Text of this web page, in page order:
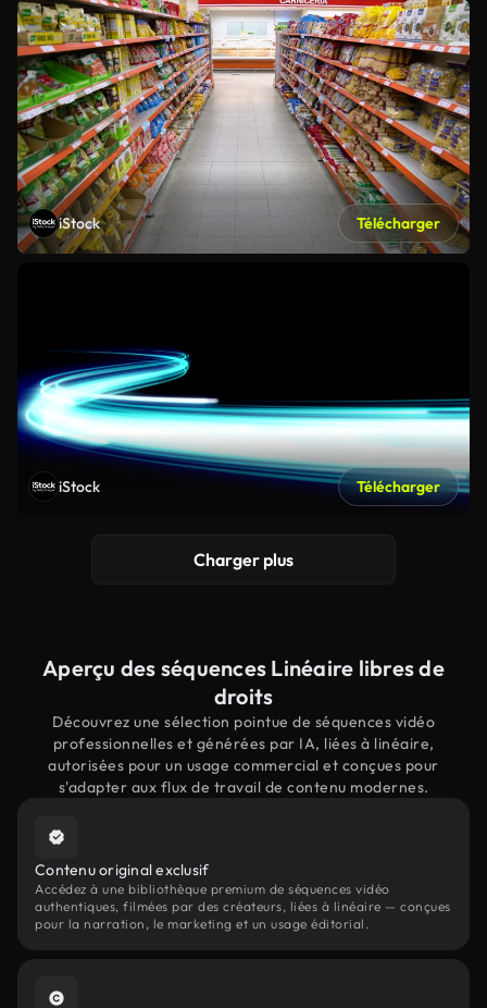
iStock Télécharger
iStock Télécharger
Charger plus
Aperçu des séquences Linéaire libres de
droits
Découvrez une sélection pointue de séquences vidéo
professionnelles et générées par IA, liées à linéaire,
autorisées pour un usage commercial et conçues pour
s'adapter aux flux de travail de contenu modernes.
Contenu original exclusif
Accédez à une bibliothèque premium de séquences vidéo
authentiques, filmées par des créateurs, liées à linéaire — conçues
pour la narration, le marketing et un usage éditorial.